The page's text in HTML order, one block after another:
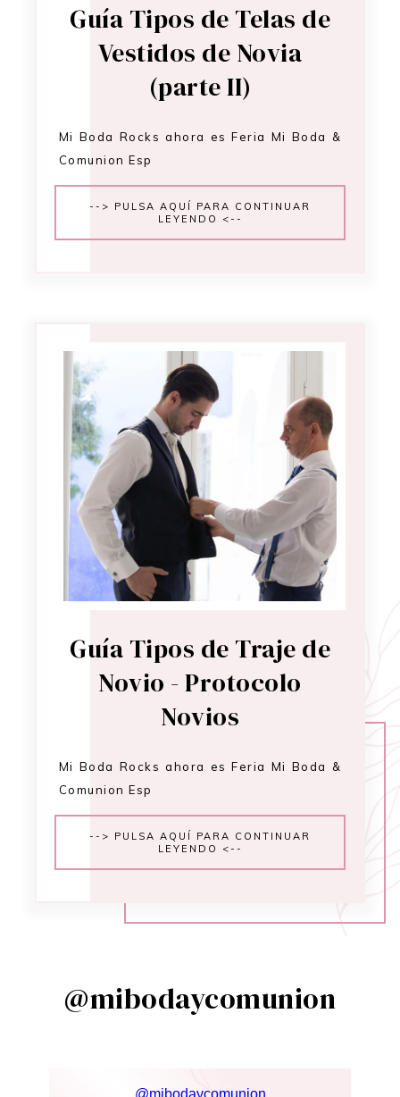
Guía Tipos de Telas de
Vestidos de Novia
(parte II)
Mi Boda Rocks ahora es Feria Mi Boda &
Comunion Esp
--> PULSA AQUÍ PARA CONTINUAR
LEYENDO <--
Guía Tipos de Traje de
Novio - Protocolo
Novios
Mi Boda Rocks ahora es Feria Mi Boda &
Comunion Esp
--> PULSA AQUÍ PARA CONTINUAR
LEYENDO <--
@mibodaycomunion
@mibodaycomunion